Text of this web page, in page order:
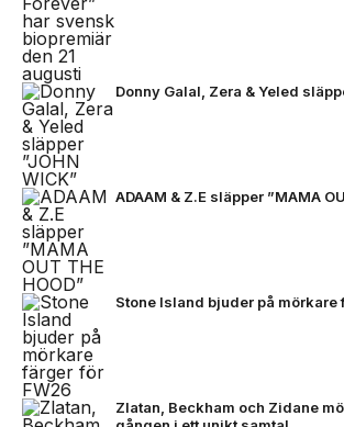
Donny Galal, Zera & Yeled
ADAAM & Z.E släpper ”MAMA
Stone Island bjuder på mörkare
Zlatan, Beckham och Zidane